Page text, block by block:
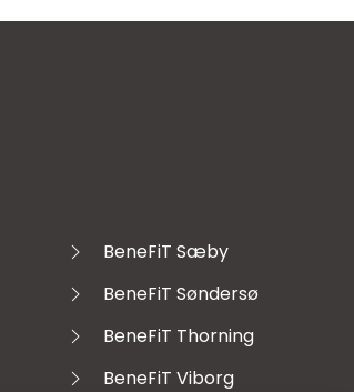
BeneFiT Sæby
BeneFiT Søndersø
BeneFiT Thorning
BeneFiT Viborg